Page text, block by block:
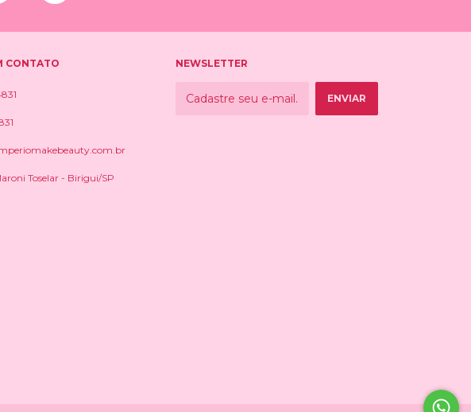
CONTATO
Toselar - Birigui/SP
NEWSLETTER